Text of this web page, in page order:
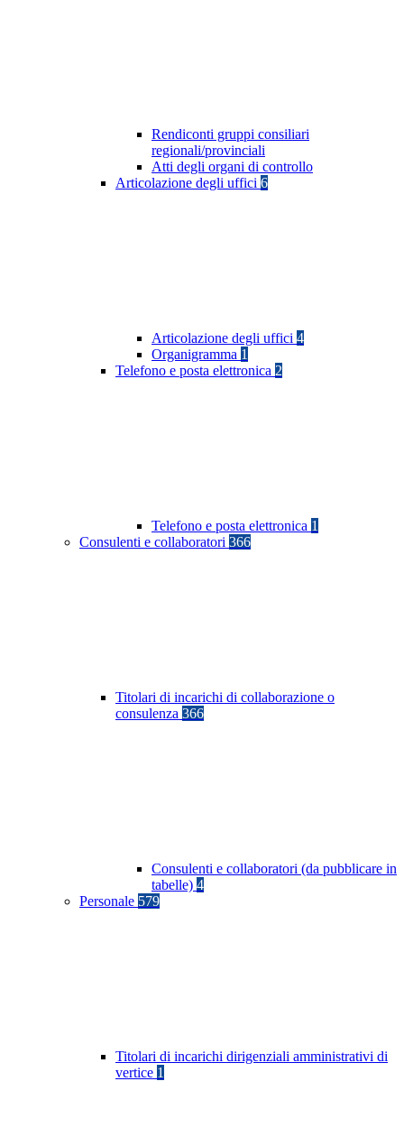
Rendiconti gruppi consiliari
regionali/provinciali
Atti degli organi di controllo
Articolazione degli uffici 6
Articolazione degli uffici 4
Organigramma 1
Telefono e posta elettronica 2
Telefono e posta elettronica 1
Consulenti e collaboratori 366
Titolari di incarichi di collaborazione o
consulenza 366
Consulenti e collaboratori (da pubblicare in
tabelle) 4
Personale 579
Titolari di incarichi dirigenziali amministrativi di
vertice 1